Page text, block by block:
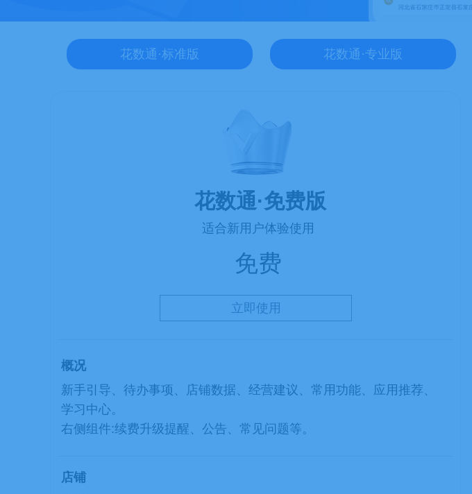
花数通·免费版
适合新用户体验使用
免费
立即使用
概况
新手引导、待办事项、店铺数据、经营建议、常用功能、应用推荐、
学习中心。
右侧组件:续费升级提醒、公告、常见问题等。
店铺
花数通·标准版 花数通·专业版